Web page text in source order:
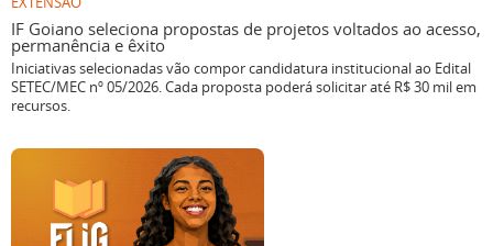
IF Goiano seleciona propostas de projetos voltados ao acesso,
permanência e êxito
Iniciativas selecionadas vão compor candidatura institucional ao Edital
SETEC/MEC nº 05/2026. Cada proposta poderá solicitar até R$ 30 mil em
recursos.